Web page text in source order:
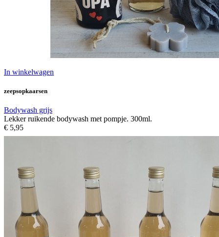
In winkelwagen
zeepsopkaarsen
Bodywash grijs
Lekker ruikende bodywash met pompje. 300ml.
€ 5,95